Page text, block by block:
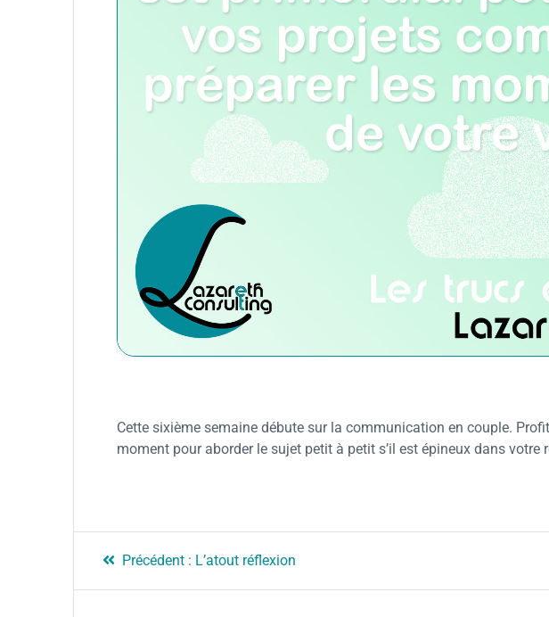
Cette sixième semaine débute sur la communication en couple.
moment pour aborder le sujet petit à petit s’il est épineux dans votre
Précédent : L’atout réflexion